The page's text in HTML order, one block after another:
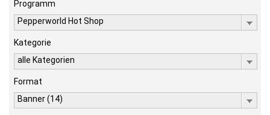
Programm
Pepperworld Hot Shop
Kategorie
alle Kategorien
Format
Banner (14)